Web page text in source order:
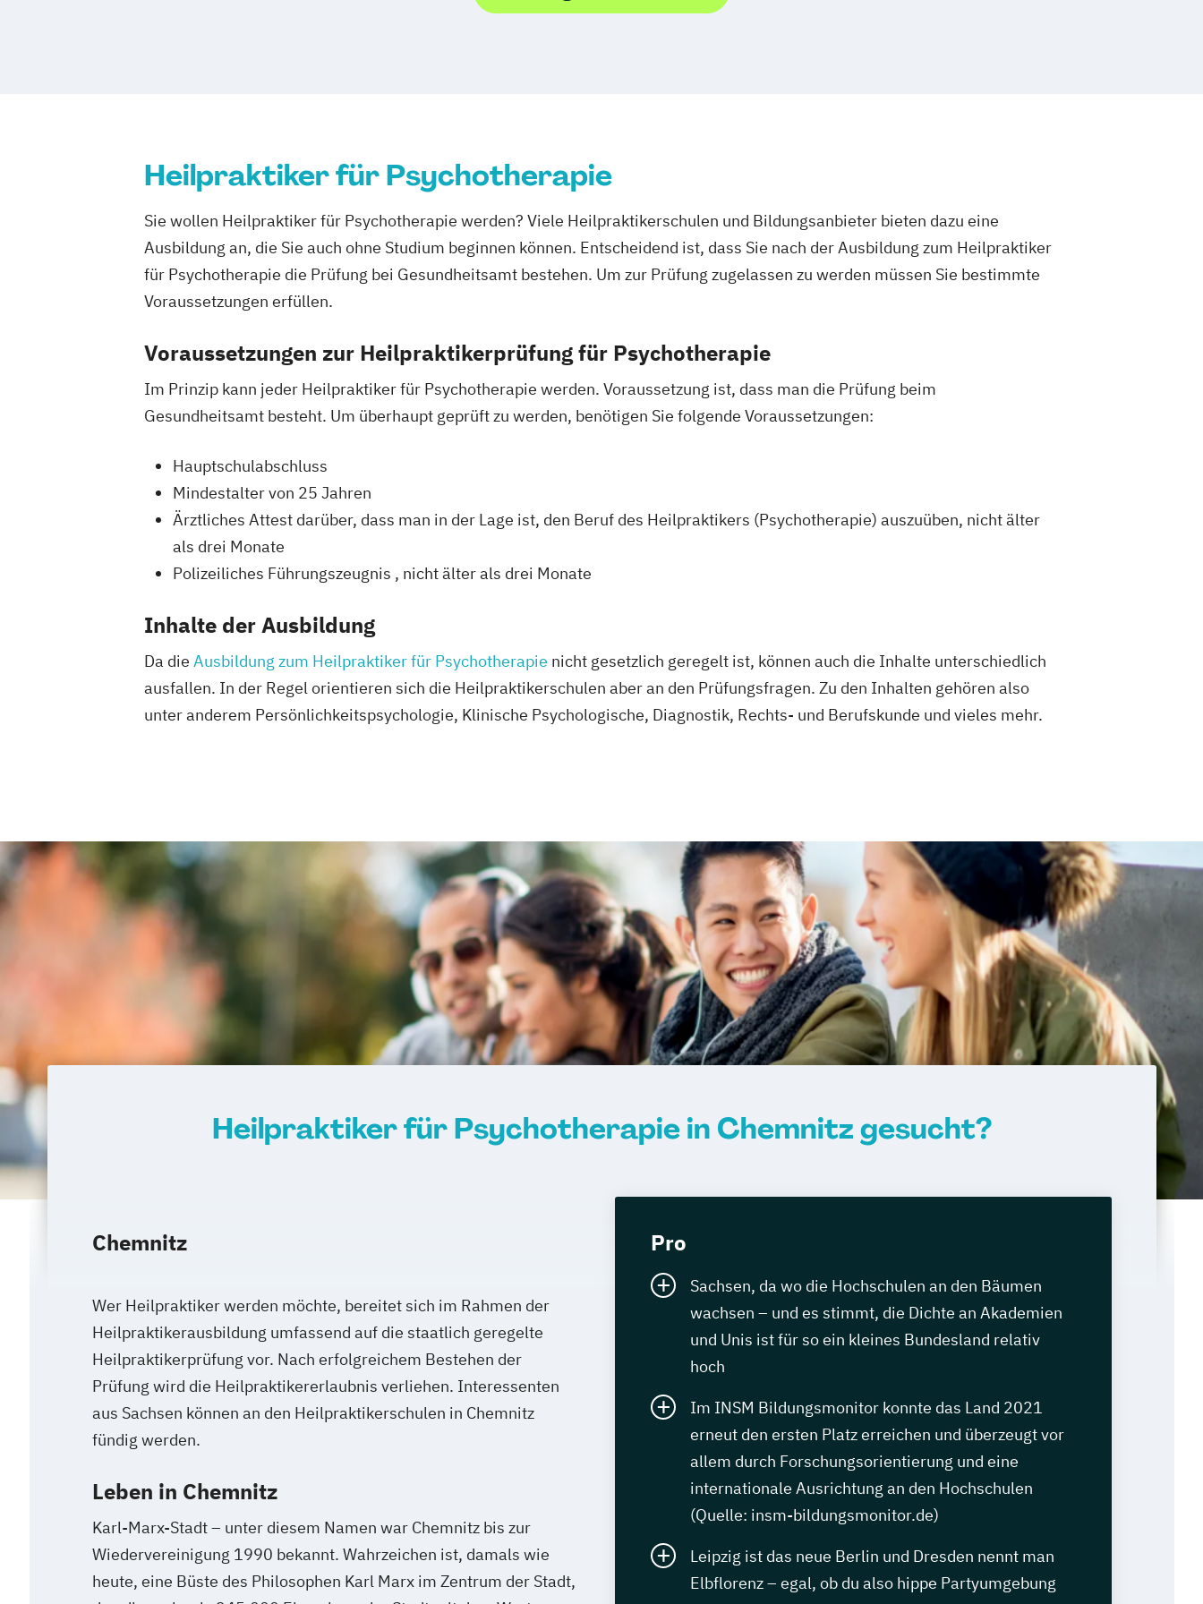
Heilpraktiker für Psychotherapie
Sie wollen Heilpraktiker für Psychotherapie werden? Viele Heilpraktikerschulen und Bildungsanbieter bieten dazu eine
Ausbildung an, die Sie auch ohne Studium beginnen können. Entscheidend ist, dass Sie nach der Ausbildung zum Heilpraktiker
für Psychotherapie die Prüfung bei Gesundheitsamt bestehen. Um zur Prüfung zugelassen zu werden müssen Sie bestimmte
Voraussetzungen erfüllen.
Voraussetzungen zur Heilpraktikerprüfung für Psychotherapie
Im Prinzip kann jeder Heilpraktiker für Psychotherapie werden. Voraussetzung ist, dass man die Prüfung beim
Gesundheitsamt besteht. Um überhaupt geprüft zu werden, benötigen Sie folgende Voraussetzungen:
Hauptschulabschluss
Mindestalter von 25 Jahren
Ärztliches Attest darüber, dass man in der Lage ist, den Beruf des Heilpraktikers (Psychotherapie) auszuüben, nicht älter
als drei Monate
Polizeiliches Führungszeugnis , nicht älter als drei Monate
Inhalte der Ausbildung
Da die Ausbildung zum Heilpraktiker für Psychotherapie nicht gesetzlich geregelt ist, können auch die Inhalte unterschiedlich
ausfallen. In der Regel orientieren sich die Heilpraktikerschulen aber an den Prüfungsfragen. Zu den Inhalten gehören also
unter anderem Persönlichkeitspsychologie, Klinische Psychologische, Diagnostik, Rechts- und Berufskunde und vieles mehr.
Heilpraktiker für Psychotherapie in Chemnitz gesucht?
Chemnitz
Wer Heilpraktiker werden möchte, bereitet sich im Rahmen der
Heilpraktikerausbildung umfassend auf die staatlich geregelte
Heilpraktikerprüfung vor. Nach erfolgreichem Bestehen der
Prüfung wird die Heilpraktikererlaubnis verliehen. Interessenten
aus Sachsen können an den Heilpraktikerschulen in Chemnitz
fündig werden.
Leben in Chemnitz
Karl-Marx-Stadt – unter diesem Namen war Chemnitz bis zur
Wiedervereinigung 1990 bekannt. Wahrzeichen ist, damals wie
heute, eine Büste des Philosophen Karl Marx im Zentrum der Stadt,
Pro
Sachsen, da wo die Hochschulen an den Bäumen
wachsen – und es stimmt, die Dichte an Akademien
und Unis ist für so ein kleines Bundesland relativ
hoch
Im INSM Bildungsmonitor konnte das Land 2021
erneut den ersten Platz erreichen und überzeugt vor
allem durch Forschungsorientierung und eine
internationale Ausrichtung an den Hochschulen
(Quelle: insm-bildungsmonitor.de)
Leipzig ist das neue Berlin und Dresden nennt man
Elbflorenz – egal, ob du also hippe Partyumgebung